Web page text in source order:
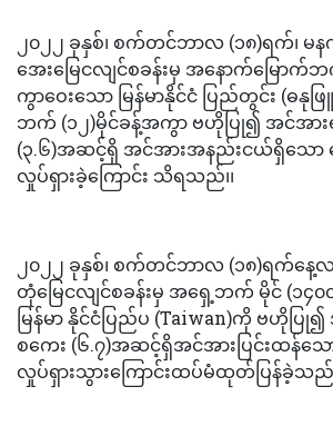
၂၀၂၂ ခုနှစ်၊ စက်တင်ဘာလ (၁၈)ရက်၊ မန
အေးမြေငလျင်စခန်းမှ အနောက်မြောက်
ကွာဝေးသော မြန်မာနိုင်ငံ ပြည်တွင်း (ဓ
ဘက် (၁၂)မိုင်ခန့်အကွာ ဗဟိုပြု၍ အင်အား
(၃.၆)အဆင့်ရှိ အင်အားအနည်းငယ်ရှိသော
လှုပ်ရှားခဲ့ကြောင်း သိရသည်၊၊
၂၀၂၂ ခုနှစ်၊ စက်တင်ဘာလ (၁၈)ရက်နေ့
တုံမြေငလျင်စခန်းမှ အရှေ့ဘက် မိုင် (၁၄၀
မြန်မာ နိုင်ငံပြည်ပ (Taiwan)ကို ဗဟိုပြု
စကေး (၆.၇)အဆင့်ရှိအင်အားပြင်းထန်သေ
လှုပ်ရှားသွားကြောင်းထပ်မံထုတ်ပြန်ခဲ့သည်